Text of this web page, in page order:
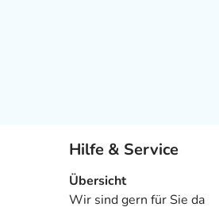
Hilfe & Service
Übersicht
Wir sind gern für Sie da